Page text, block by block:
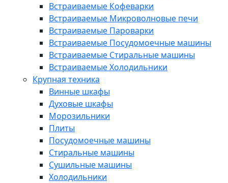
Встраиваемые Кофеварки
Встраиваемые Микроволновые печи
Встраиваемые Пароварки
Встраиваемые Посудомоечные машины
Встраиваемые Стиральные машины
Встраиваемые Холодильники
Крупная техника
Винные шкафы
Духовые шкафы
Морозильники
Плиты
Посудомоечные машины
Стиральные машины
Сушильные машины
Холодильники